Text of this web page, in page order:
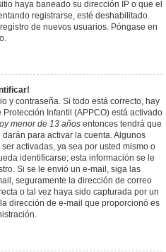
haya baneado su dirección IP o que el
registrarse, esté deshabilitado.
de nuevos usuarios. Póngase en
y contraseña. Si todo está correcto, hay
Infantil (APPCO) está activado
menor de 13 años entonces tendrá que
para activar la cuenta. Algunos
activadas, ya sea por usted mismo o
identificarse; esta información se le
Si se le envió un e-mail, siga las
seguramente la dirección de correo
o tal vez haya sido capturada por un
dirección de e-mail que proporcionó es